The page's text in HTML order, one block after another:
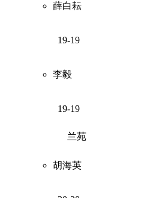
薛白耘
19-19
李毅
19-19
兰苑
胡海英